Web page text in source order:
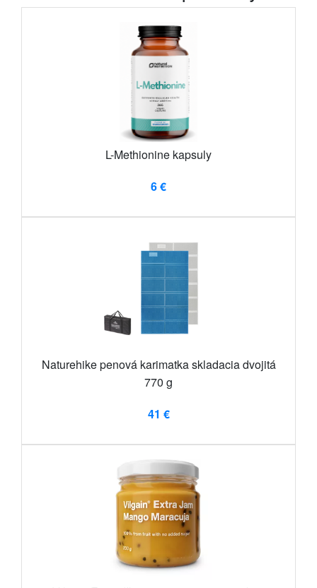
L-Methionine kapsuly
6 €
Naturehike penová karimatka skladacia dvojitá
770 g
41 €